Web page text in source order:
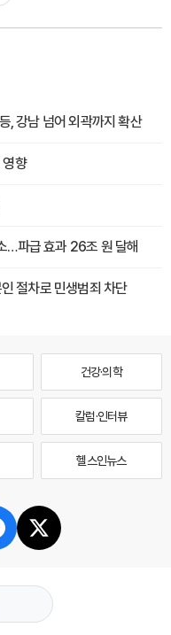
, 강남 넘어 외곽까지 확산
향
…파급 효과 26조 원 달해
절차로 민생범죄 차단
건강·의학
칼럼·인터뷰
헬스인뉴스